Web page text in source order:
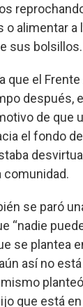
o alimentar
sus bolsillos.
que el Frente
después,
de que
el fondo
comunidad.
se paró
“nadie
se plantea
así no
que está